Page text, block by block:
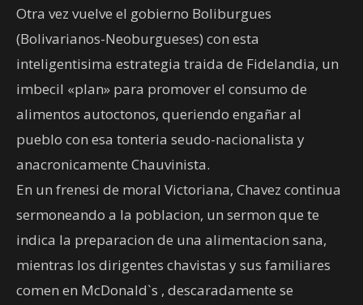
Otra vez vuelve el gobierno Boliburgues
(Bolivarianos-Neoburgueses) con esta
inteligentisima estrategia traida de Fidelandia, un
imbecil «plan» para promover el consumo de
alimentos autoctonos, queriendo engañar al
pueblo con esa tonteria seudo-nacionalista y
anacronicamente Chauvinista.
En un frenesi de moral Victoriana, Chavez continua
sermoneando a la poblacion, un sermon que te
indica la preparacion de una alimentacion sana,
mientras los dirigentes chavistas y sus familiares
comen en McDonald`s , descaradamente se